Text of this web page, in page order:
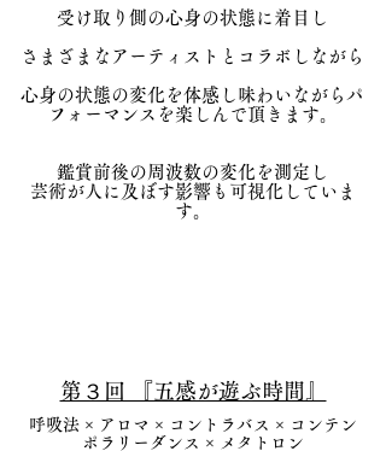
受け取り側の心身の状態に着目し
さまざまなアーティストとコラボしながら
心身の状態の変化を体感し味わいながらパ
フォーマンスを楽しんで頂きます。
鑑賞前後の周波数の変化を測定し
​芸術が人に及ぼす影響も可視化していま
す。
​第３回 『五感が遊ぶ時間』
呼吸法 × ​アロマ × コントラバス × コンテン
ポラリーダンス × メタトロン